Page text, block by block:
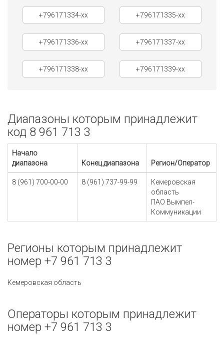
+796171334-xx +796171335-xx
+796171336-xx +796171337-xx
+796171338-xx +796171339-xx
Диапазоны которым принадлежит
код 8 961 713 3
Начало
диапазона
Конец диапазона Регион/Оператор
8 (961) 700-00-00 8 (961) 737-99-99
Кемеровская
область
ПАО Вымпел-
Коммуникации
Регионы которым принадлежит
номер +7 961 713 3
Кемеровская область
Операторы которым принадлежит
номер +7 961 713 3